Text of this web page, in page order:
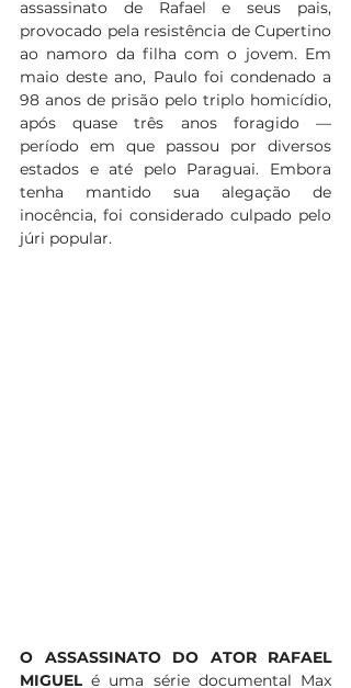
assassinato de Rafael e seus pais,
provocado pela resistência de Cupertino
ao namoro da filha com o jovem. Em
maio deste ano, Paulo foi condenado a
98 anos de prisão pelo triplo homicídio,
após quase três anos foragido —
período em que passou por diversos
estados e até pelo Paraguai. Embora
tenha mantido sua alegação de
inocência, foi considerado culpado pelo
júri popular.
O ASSASSINATO DO ATOR RAFAEL
MIGUEL é uma série documental Max